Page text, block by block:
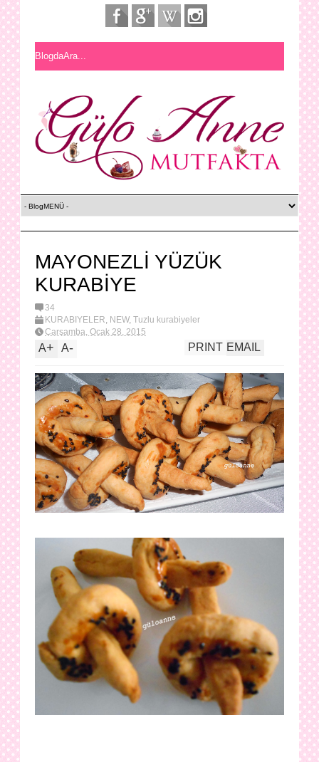
MAYONEZLİ YÜZÜK
KURABİYE
34
KURABİYELER, NEW, Tuzlu kurabiyeler
Çarşamba, Ocak 28, 2015
A+ A- EMAIL
PRINT